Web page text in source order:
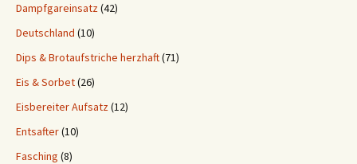
Dampfgareinsatz(42)
Deutschland (10)
Dips & Brotaufstriche herzhaft(71)
Eis & Sorbet(26)
Eisbereiter Aufsatz(12)
Entsafter(10)
Fasching (8)